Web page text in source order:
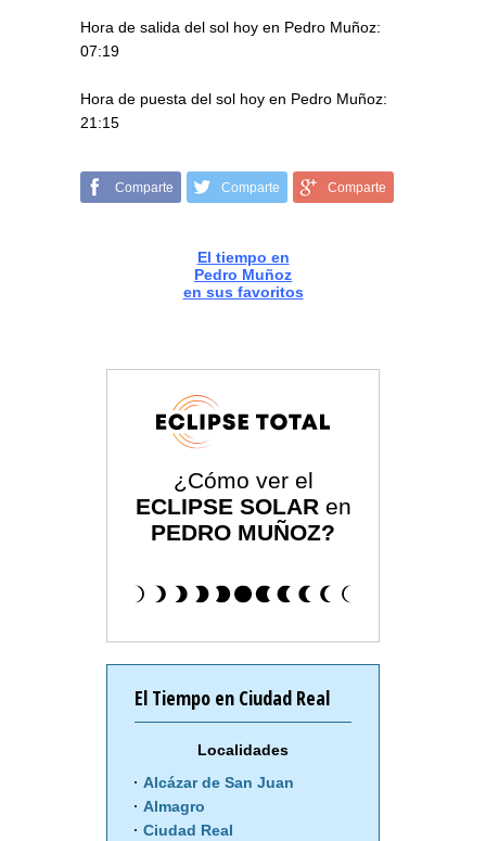
Hora de salida del sol hoy en Pedro Muñoz:
07:19
Hora de puesta del sol hoy en Pedro Muñoz:
21:15
Comparte Comparte Comparte
El tiempo en
Pedro Muñoz
en sus favoritos
¿Cómo ver el
ECLIPSE SOLAR en
PEDRO MUÑOZ?
El Tiempo en Ciudad Real
Localidades
Alcázar de San Juan
Almagro
Ciudad Real